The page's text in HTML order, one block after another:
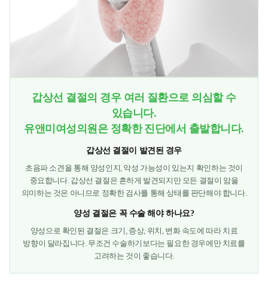
갑상선 결절의 경우 여러 질환으로 의심할 수
있습니다.
유앤미여성의원은 정확한 진단에서 출발합니다.
갑상선 결절이 발견된 경우
초음파 소견을 통해 양성인지, 악성 가능성이 있는지 확인하는 것이
중요합니다. 갑상선 결절은 흔하게 발견되지만 모든 결절이 암을
의미하는 것은 아니므로 정확한 검사를 통해 상태를 판단해야 합니다.
양성 결절은 꼭 수술 해야 하나요?
양성으로 확인된 결절은 크기, 증상, 위치, 변화 속도에 따라 치료
방향이 달라집니다. 무조건 수술하기보다는 필요한 경우에만 치료를
고려하는 것이 좋습니다.